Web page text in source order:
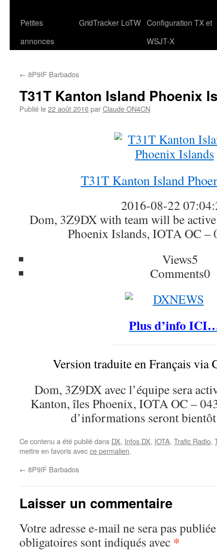
Petites
annonces
GridTracker LoTW Configuration TX et
WSJT-X
← 8P9IF Barbados
T31T Kanton Island Phoenix
Publié le22 août 2016parClaude ON4CN
T31T Kanton Island
2016-08-22
Dom, 3Z9DX with team will be
Phoenix Islands, IOTA OC –
Views5
Comments0
Plus d’info
Version traduite en Français via
Dom, 3Z9DX avec l’équipe sera
Kanton, îles Phoenix, IOTA OC –
d’informations seront
Ce contenu a été publié dans DX, Infos DX, IOTA, Trafic Radio,
mettre en favoris avecce permalien.
← 8P9IF Barbados
Laisser un commentaire
Votre adresse e-mail ne sera pas
obligatoires sont indiqués avec *